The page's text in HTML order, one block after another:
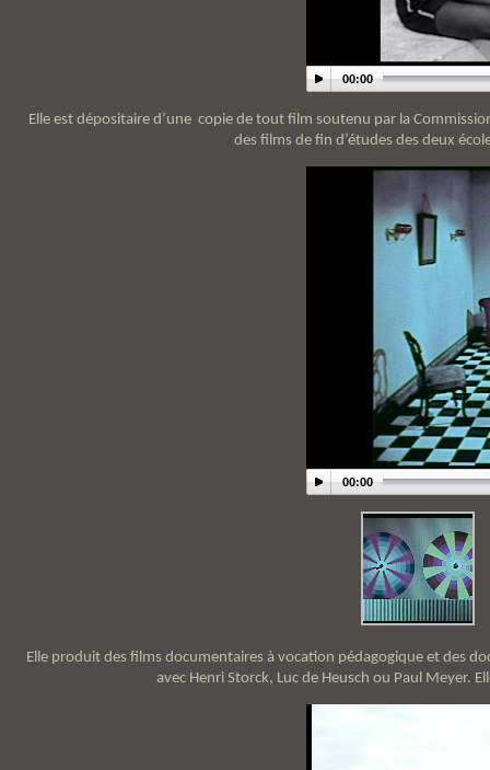
00:00
Elle est dépositaire d’une copie de tout film soutenu par la
des films de fin d’études des deux
00:00
Elle produit des films documentaires à vocation pédagogique et des
avec Henri Storck, Luc de Heusch ou Paul Meyer.